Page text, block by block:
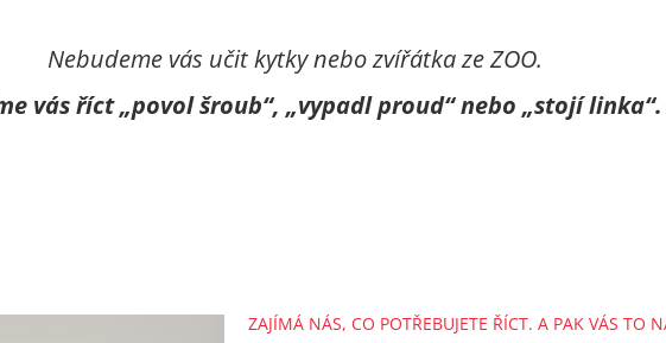
Nebudeme vás učit kytky nebo zvířátka ze ZOO.
vás říct „povol šroub“, „vypadl proud“ nebo „stojí linka“.
ZAJÍMÁ NÁS, CO POTŘEBUJETE ŘÍCT. A PAK VÁS TO